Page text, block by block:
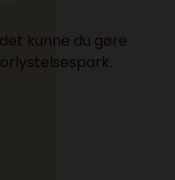
kunne du gøre